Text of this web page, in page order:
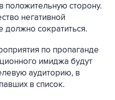
положительную сторону.
негативной
должно сократиться.
по пропаганде
имиджа будут
аудиторию, в
в список.